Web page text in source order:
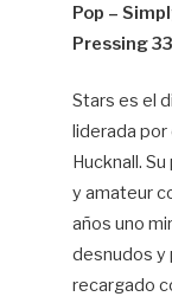
Pop –
Pressing
Stars es el
liderada
Hucknall.
y amateur
años uno
desnudos y
recargado